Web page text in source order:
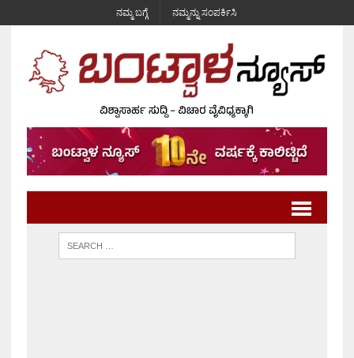
ನಮ್ಮ ಬಗ್ಗೆ ನಮ್ಮನ್ನು ಸಂಪರ್ಕಿಸಿ